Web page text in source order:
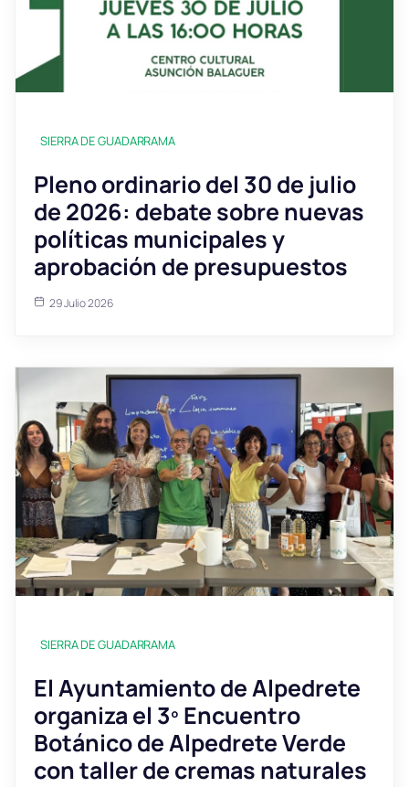
SIERRA DE GUADARRAMA
Pleno ordinario del 30 de julio
de 2026: debate sobre nuevas
políticas municipales y
aprobación de presupuestos
29 Julio 2026
SIERRA DE GUADARRAMA
El Ayuntamiento de Alpedrete
organiza el 3º Encuentro
Botánico de Alpedrete Verde
con taller de cremas naturales